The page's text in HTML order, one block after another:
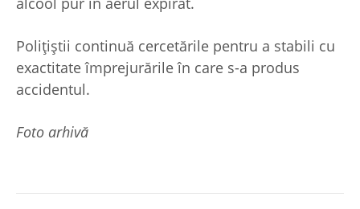
Polițiștii continuă cercetările pentru a stabili cu
exactitate împrejurările în care s-a produs
accidentul.
Foto arhivă